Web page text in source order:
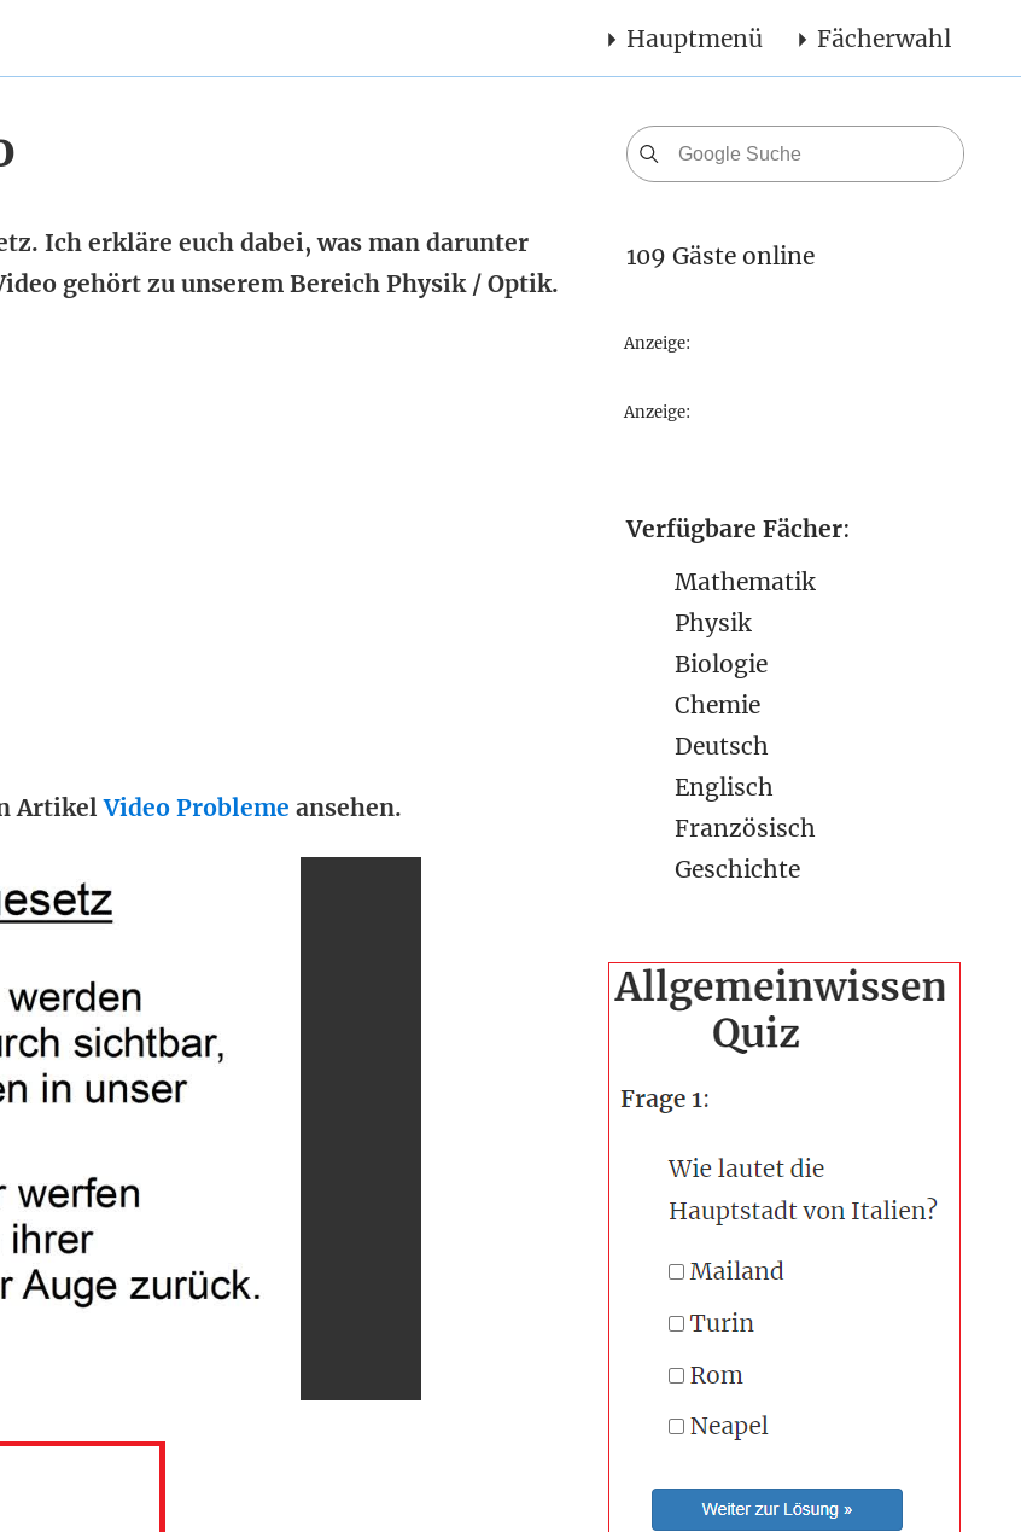
Hauptmenü Fächerwahl
Ich erkläre euch dabei, was man darunter
gehört zu unserem Bereich Physik / Optik.
ArtikelVideo Probleme ansehen.
109 Gäste online
Anzeige:
Anzeige:
Verfügbare Fächer:
Mathematik
Physik
Biologie
Chemie
Deutsch
Englisch
Französisch
Geschichte